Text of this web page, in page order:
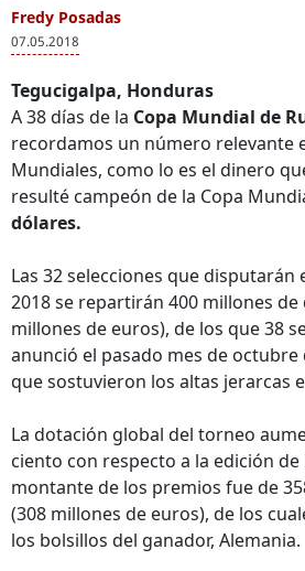
Fredy Posadas
07.05.2018
Tegucigalpa, Honduras
A 38 días de la Copa Mundial de
recordamos un número relevante
Mundiales, como lo es el dinero
resulté campeón de la Copa
dólares.
Las 32 selecciones que disputarán
2018 se repartirán 400 millones de
millones de euros), de los que 38
anunció el pasado mes de
que sostuvieron los altas jerarcas
La dotación global del torneo
ciento con respecto a la edición de
montante de los premios fue de
(308 millones de euros), de los
los bolsillos del ganador, Alemania.